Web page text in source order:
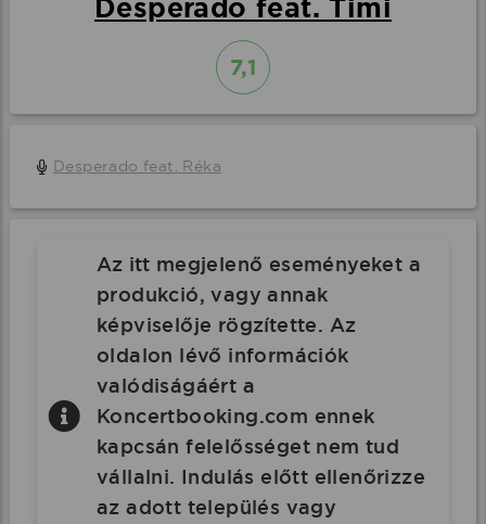
Desperado feat. Timi
7,1
Desperado feat. Réka
Az itt megjelenő eseményeket a
produkció, vagy annak
képviselője rögzítette. Az
oldalon lévő információk
valódiságáért a
Koncertbooking.com ennek
kapcsán felelősséget nem tud
vállalni. Indulás előtt ellenőrizze
az adott település vagy